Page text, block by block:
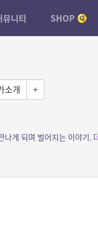
뮤니티 SHOP
소개 +
나게 되며 벌어지는 이야기.